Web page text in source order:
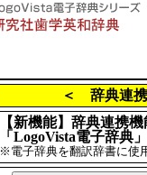
＜ 辞典連
【新機能】辞典連携
「LogoVista電子辞典
※電子辞典を翻訳辞書に使